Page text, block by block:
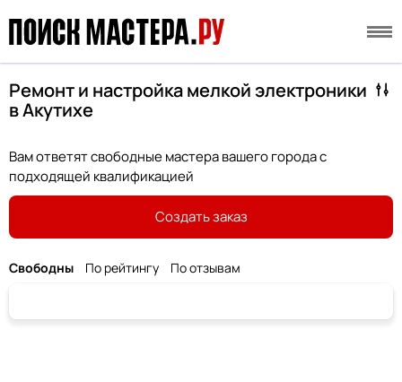
Ремонт и настройка мелкой электроники
в Акутихе
Вам ответят свободные мастера вашего города с
подходящей квалификацией
Создать заказ
Свободны По рейтингу По отзывам